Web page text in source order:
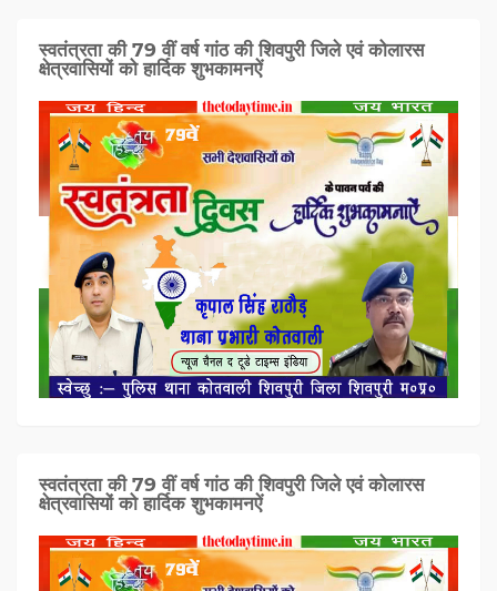
स्वतंत्रता की 79 वीं वर्ष गांठ की शिवपुरी जिले एवं कोलारस
क्षेत्रवासियों को हार्दिक शुभकामनऐं
स्वतंत्रता की 79 वीं वर्ष गांठ की शिवपुरी जिले एवं कोलारस
क्षेत्रवासियों को हार्दिक शुभकामनऐं